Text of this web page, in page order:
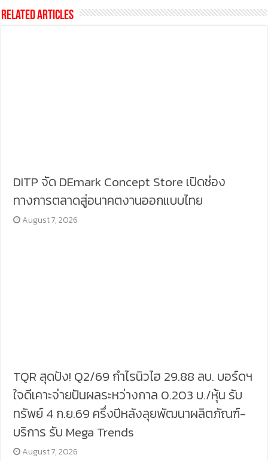
Related Articles
DITP จัด DEmark Concept Store เปิดช่อง
ทางการตลาดสู่อนาคตงานออกแบบไทย
August 7, 2026
TQR สุดปัง! Q2/69 กำไรนิวไฮ 29.88 ลบ. บอร์ดฯ
ใจดีเคาะจ่ายปันผลระหว่างกาล 0.203 บ./หุ้น รับ
ทรัพย์ 4 ก.ย.69 ครึ่งปีหลังลุยพัฒนาผลิตภัณฑ์-
บริการ รับ Mega Trends
August 7, 2026